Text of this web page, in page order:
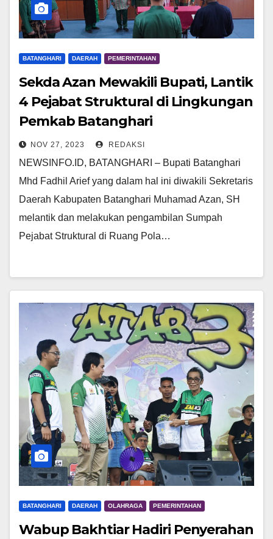
BATANGHARI DAERAH PEMERINTAHAN
Sekda Azan Mewakili Bupati, Lantik
4 Pejabat Struktural di Lingkungan
Pemkab Batanghari
NOV 27, 2023 REDAKSI
NEWSINFO.ID, BATANGHARI – Bupati Batanghari
Mhd Fadhil Arief yang dalam hal ini diwakili Sekretaris
Daerah Kabupaten Batanghari Muhamad Azan, SH
melantik dan melakukan pengambilan Sumpah
Pejabat Struktural di Ruang Pola…
BATANGHARI DAERAH OLAHRAGA PEMERINTAHAN
Wabup Bakhtiar Hadiri Penyerahan